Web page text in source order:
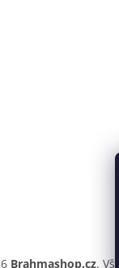
Brahmashop.cz.